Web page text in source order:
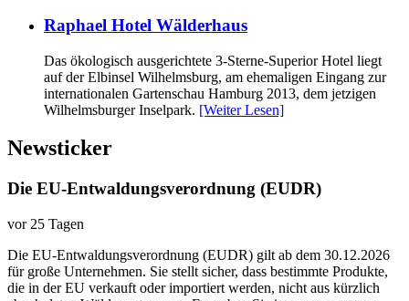
Raphael Hotel Wälderhaus
Das ökologisch ausgerichtete 3-Sterne-Superior Hotel liegt
auf der Elbinsel Wilhelmsburg, am ehemaligen Eingang zur
internationalen Gartenschau Hamburg 2013, dem jetzigen
Wilhelmsburger Inselpark. [Weiter Lesen]
Newsticker
Die EU-Entwaldungsverordnung (EUDR)
vor 25 Tagen
Die EU-Entwaldungsverordnung (EUDR) gilt ab dem 30.12.2026
für große Unternehmen. Sie stellt sicher, dass bestimmte Produkte,
die in der EU verkauft oder importiert werden, nicht aus kürzlich